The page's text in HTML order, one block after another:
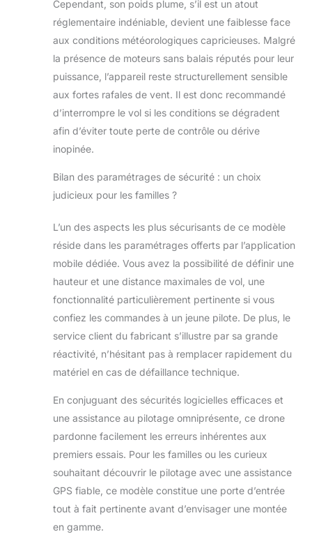
Cependant, son poids plume, s’il est un atout
réglementaire indéniable, devient une faiblesse face
aux conditions météorologiques capricieuses. Malgré
la présence de moteurs sans balais réputés pour leur
puissance, l’appareil reste structurellement sensible
aux fortes rafales de vent. Il est donc recommandé
d’interrompre le vol si les conditions se dégradent
afin d’éviter toute perte de contrôle ou dérive
inopinée.
Bilan des paramétrages de sécurité : un choix
judicieux pour les familles ?
L’un des aspects les plus sécurisants de ce modèle
réside dans les paramétrages offerts par l’application
mobile dédiée. Vous avez la possibilité de définir une
hauteur et une distance maximales de vol, une
fonctionnalité particulièrement pertinente si vous
confiez les commandes à un jeune pilote. De plus, le
service client du fabricant s’illustre par sa grande
réactivité, n’hésitant pas à remplacer rapidement du
matériel en cas de défaillance technique.
En conjuguant des sécurités logicielles efficaces et
une assistance au pilotage omniprésente, ce drone
pardonne facilement les erreurs inhérentes aux
premiers essais. Pour les familles ou les curieux
souhaitant découvrir le pilotage avec une assistance
GPS fiable, ce modèle constitue une porte d’entrée
tout à fait pertinente avant d’envisager une montée
en gamme.